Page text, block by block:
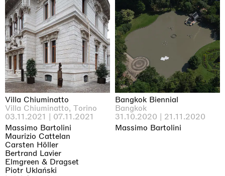
Villa Chiuminatto
Villa Chiuminatto, Torino
03.11.2021 | 07.11.2021
Massimo Bartolini
Maurizio Cattelan
Carsten Höller
Bertrand Lavier
Elmgreen & Dragset
Piotr Uklański
Bangkok Biennial
Bangkok
31.10.2020 | 21.11.2020
Massimo Bartolini